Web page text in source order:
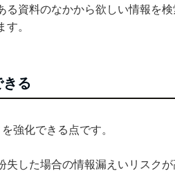
る資料のなかから欲しい情報を
。
きる
強化できる点です。
した場合の情報漏えいリスクが